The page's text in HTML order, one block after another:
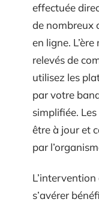
effectuée
de nombreux
en ligne.
relevés de
utilisez les
par votre
simplifiée.
être à jour et
par
L’intervention
s’avérer